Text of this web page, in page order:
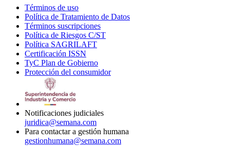
Términos de uso
in
new
window
Política de Tratamiento de Datos
Términos suscripciones
in
Política de Riesgos C/ST
Política SAGRILAFT
new
window
Certificación ISSN
in
new
TyC Plan de Gobierno
in
Protección del consumidorOpens
Notificaciones judiciales
juridica@semana.com
Para contactar a gestión humana
gestionhumana@semana.com